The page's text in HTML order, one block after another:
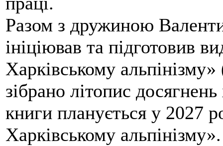
Разом з дружиною
ініціював та підготовив
Харківському
зібрано літопис
книги планується у 2027
Харківському альпінізму».